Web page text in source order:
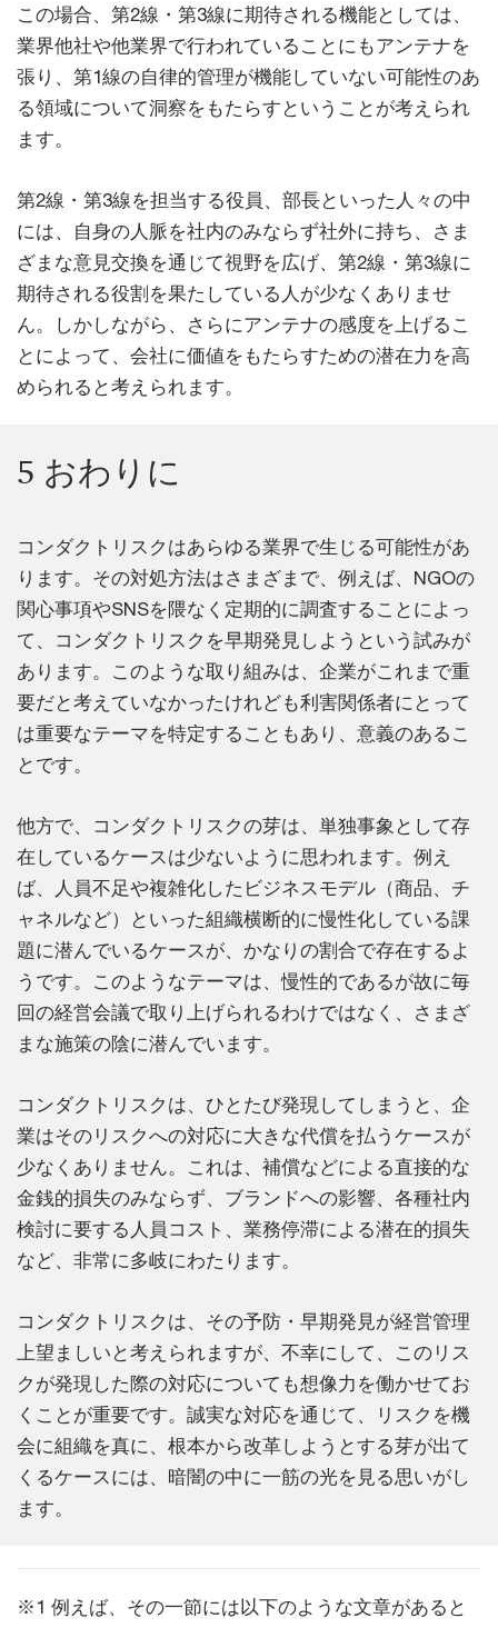
この場合、第2線・第3線に期待される機能としては、
業界他社や他業界で行われていることにもアンテナを
張り、第1線の自律的管理が機能していない可能性のあ
る領域について洞察をもたらすということが考えられ
ます。
第2線・第3線を担当する役員、部長といった人々の中
には、自身の人脈を社内のみならず社外に持ち、さま
ざまな意見交換を通じて視野を広げ、第2線・第3線に
期待される役割を果たしている人が少なくありませ
ん。しかしながら、さらにアンテナの感度を上げるこ
とによって、会社に価値をもたらすための潜在力を高
められると考えられます。
5 おわりに
コンダクトリスクはあらゆる業界で生じる可能性があ
ります。その対処方法はさまざまで、例えば、NGOの
関心事項やSNSを隈なく定期的に調査することによっ
て、コンダクトリスクを早期発見しようという試みが
あります。このような取り組みは、企業がこれまで重
要だと考えていなかったけれども利害関係者にとって
は重要なテーマを特定することもあり、意義のあるこ
とです。
他方で、コンダクトリスクの芽は、単独事象として存
在しているケースは少ないように思われます。例え
ば、人員不足や複雑化したビジネスモデル（商品、チ
ャネルなど）といった組織横断的に慢性化している課
題に潜んでいるケースが、かなりの割合で存在するよ
うです。このようなテーマは、慢性的であるが故に毎
回の経営会議で取り上げられるわけではなく、さまざ
まな施策の陰に潜んでいます。
コンダクトリスクは、ひとたび発現してしまうと、企
業はそのリスクへの対応に大きな代償を払うケースが
少なくありません。これは、補償などによる直接的な
金銭的損失のみならず、ブランドへの影響、各種社内
検討に要する人員コスト、業務停滞による潜在的損失
など、非常に多岐にわたります。
コンダクトリスクは、その予防・早期発見が経営管理
上望ましいと考えられますが、不幸にして、このリス
クが発現した際の対応についても想像力を働かせてお
くことが重要です。誠実な対応を通じて、リスクを機
会に組織を真に、根本から改革しようとする芽が出て
くるケースには、暗闇の中に一筋の光を見る思いがし
ます。
※1 例えば、その一節には以下のような文章があると